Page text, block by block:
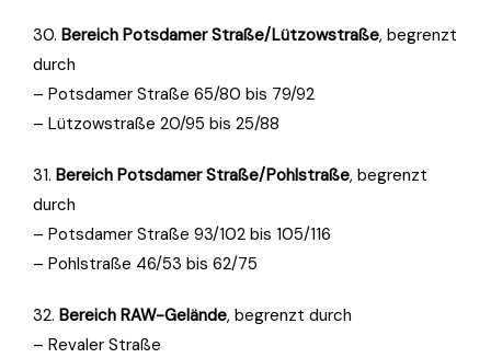
30. Bereich Potsdamer Straße/Lützowstraße, begrenzt
durch
– Potsdamer Straße 65/80 bis 79/92
– Lützowstraße 20/95 bis 25/88
31. Bereich Potsdamer Straße/Pohlstraße, begrenzt
durch
– Potsdamer Straße 93/102 bis 105/116
– Pohlstraße 46/53 bis 62/75
32. Bereich RAW-Gelände, begrenzt durch
– Revaler Straße